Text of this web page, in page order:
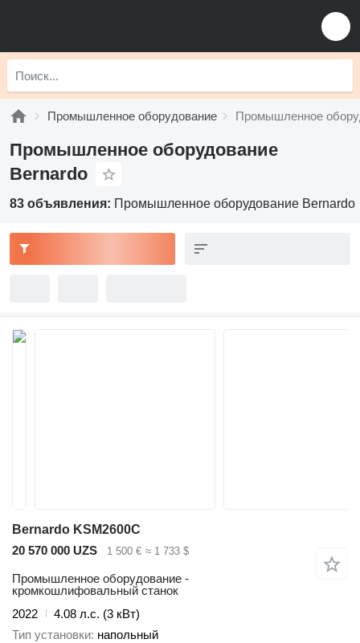
Промышленное оборудование Промышленное
Промышленное оборудование
Bernardo
83 объявления: Промышленное оборудование Bernardo
Bernardo KSM2600C
20 570 000 UZS
1 500 € ≈ 1 733 $
Промышленное оборудование -
кромкошлифовальный станок
2022
4.08 л.с. (3 кВт)
Тип установки напольный